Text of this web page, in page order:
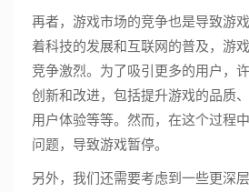
再者，游戏市场的竞争也是导致游
着科技的发展和互联网的普及，游
竞争激烈。为了吸引更多的用户，
创新和改进，包括提升游戏的品质
用户体验等等。然而，在这个过程
问题，导致游戏暂停。
另外，我们还需要考虑到一些更深